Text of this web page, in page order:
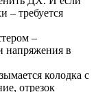
– требуется
–
напряжения в
колодка с
отрезок